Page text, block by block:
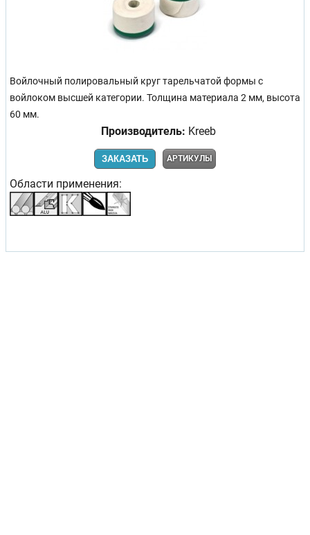
Войлочный полировальный круг тарельчатой формы с
войлоком высшей категории. Толщина материала 2 мм, высота
60 мм.
Производитель: Kreeb
ЗАКАЗАТЬ АРТИКУЛЫ
Области применения: